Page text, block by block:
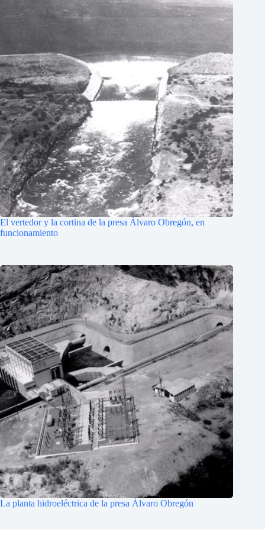
El vertedor y la cortina de la presa Álvaro Obregón, en
funcionamiento
La planta hidroeléctrica de la presa Álvaro Obregón